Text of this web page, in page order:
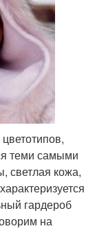
теми самыми
светлая кожа,
гардероб
на